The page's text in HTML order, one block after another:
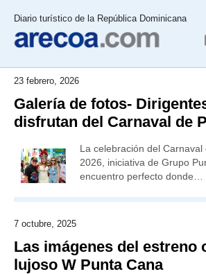
Diario turístico de la República Dominicana
23 febrero, 2026
Galería de fotos-
disfrutan del Carnaval de
La celebración del Carnaval
2026, iniciativa de Grupo
encuentro perfecto donde…
7 octubre, 2025
Las imágenes del estreno
lujoso W Punta Cana